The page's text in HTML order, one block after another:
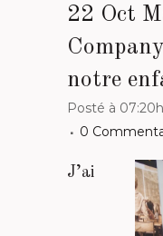
22 Oct
Posté à 07:20h
0
J’ai